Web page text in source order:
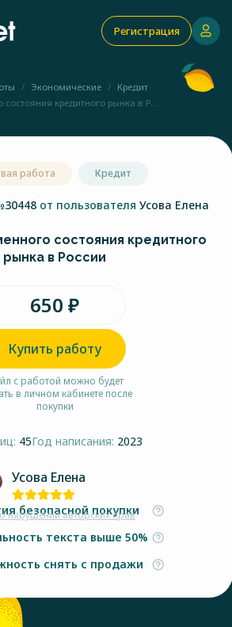
Регистрация
Экономические
Кредит
кредитного рынка в Р...
работа Кредит
от пользователя Усова Елена
состояния кредитного
рынка в России
650 ₽
Купить работу
с работой можно будет
в личном кабинете после
покупки
45Год написания: 2023
Усова Елена
нарушении авторских прав
безопасной покупки
текста выше 50%
снять с продажи